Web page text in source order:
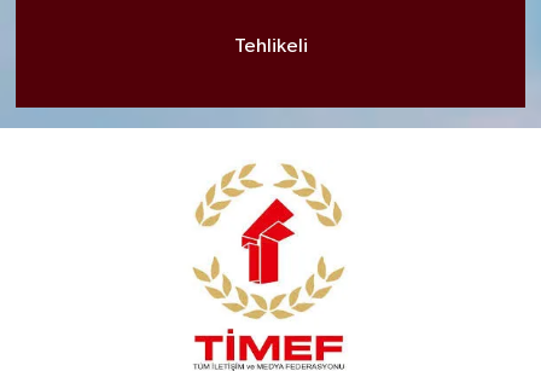
Tehlikeli